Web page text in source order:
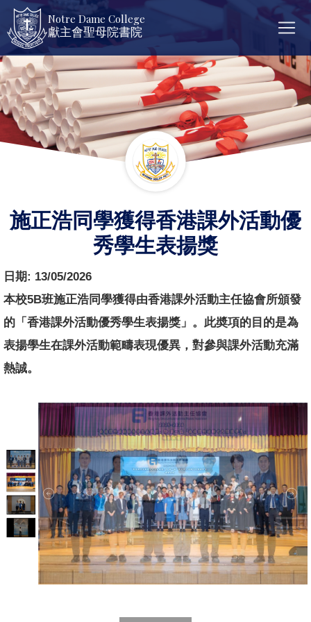
Notre Dame College
獻主會聖母院書院
施正浩同學獲得香港課外活動優
秀學生表揚獎
日期: 13/05/2026
本校5B班施正浩同學獲得由香港課外活動主任協會所頒發
的「香港課外活動優秀學生表揚獎」。此奬項的目的是為
表揚學生在課外活動範疇表現優異，對參與課外活動充滿
熱誠。